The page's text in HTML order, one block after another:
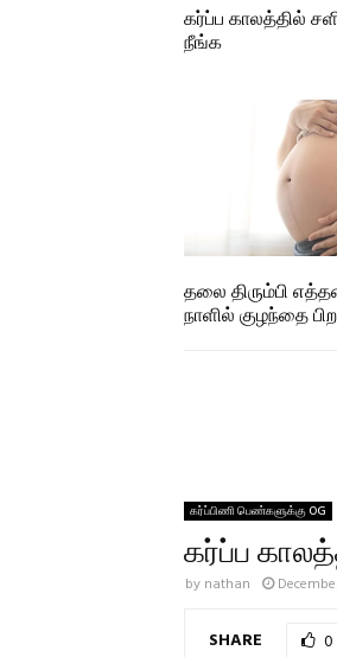
கர்ப்ப காலத்தில்
நீங்க
தலை திரும்பி
நாளில் குழந்தை
கர்ப்பிணி பெண்களுக்கு OG
கர்ப்ப
by nathan
SHARE 0